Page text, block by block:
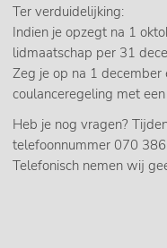
Ter verduidelijking:
Indien je opzegt na 1
lidmaatschap per 31
Zeg je op na 1
coulanceregeling met
Heb je nog vragen?
telefoonnummer 070
Telefonisch nemen wij